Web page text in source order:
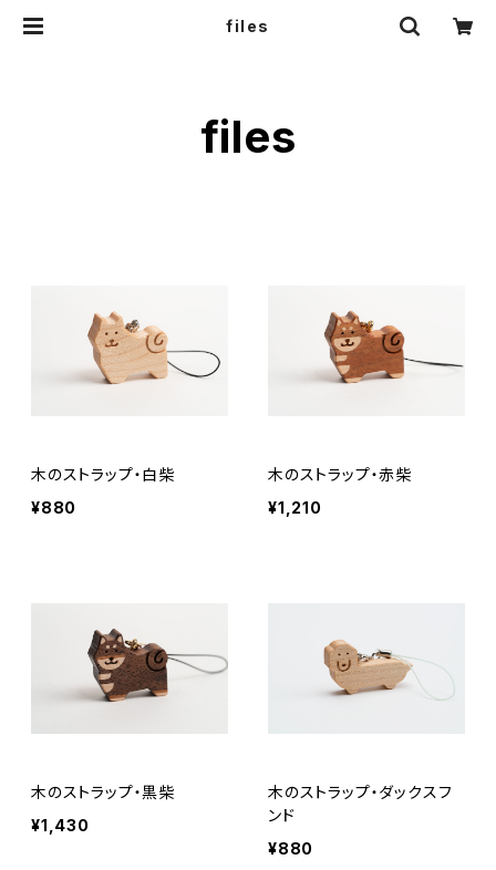
files
files
木のストラップ・白柴
¥880
木のストラップ・赤柴
¥1,210
木のストラップ・黒柴
¥1,430
木のストラップ・ダックスフ
ンド
¥880